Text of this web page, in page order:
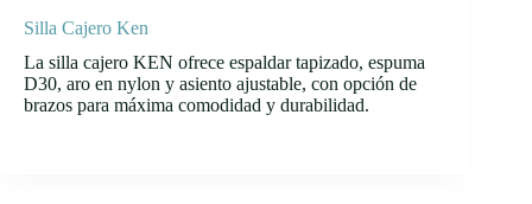
Silla Cajero Ken
La silla cajero KEN ofrece espaldar tapizado, espuma
D30, aro en nylon y asiento ajustable, con opción de
brazos para máxima comodidad y durabilidad.